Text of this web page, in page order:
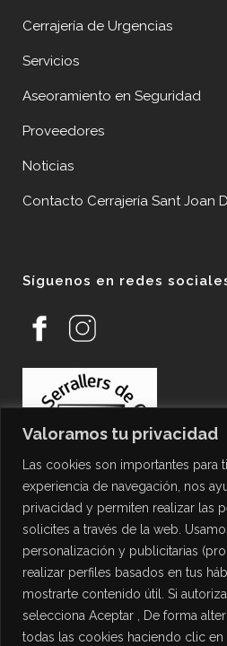
Valoramos tu privacidad
Las cookies son importantes para
experiencia de navegación, nos
privacidad y permiten realizar las
solicites a través de la web.
personalización y publicitarias
realizar perfiles basados en tus
mostrarte contenido útil. Si
selecciona Aceptar , De forma
todas las cookies haciendo clic
Cerrajería de Urgencias
Servicios
Aseoramiento en Seguridad
Proveedores
Noticias
Contacto Cerrajería Sant Joan
Síguenos en redes
PROTECCIÓN DE DATOS
Política de Privacidad
Política de Cookies
Aviso Legal